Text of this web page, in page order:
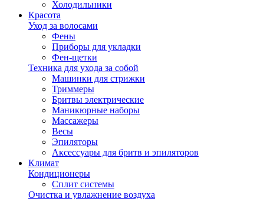
Холодильники
Красота
Уход за волосами
Фены
Приборы для укладки
Фен-щетки
Техника для ухода за собой
Машинки для стрижки
Триммеры
Бритвы электрические
Маникюрные наборы
Массажеры
Весы
Эпиляторы
Аксессуары для бритв и эпиляторов
Климат
Кондиционеры
Сплит системы
Очистка и увлажнение воздуха